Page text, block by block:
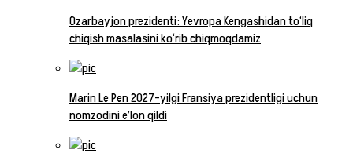
Ozarbayjon prezidenti: Yevropa Kengashidan to‘liq
chiqish masalasini ko‘rib chiqmoqdamiz
Marin Le Pen 2027-yilgi Fransiya prezidentligi uchun
nomzodini e’lon qildi